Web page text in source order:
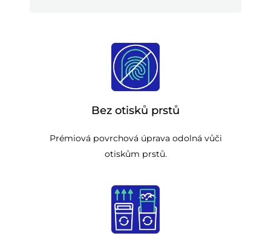
Bez otisků prstů
Prémiová povrchová úprava odolná vůči
otiskům prstů.